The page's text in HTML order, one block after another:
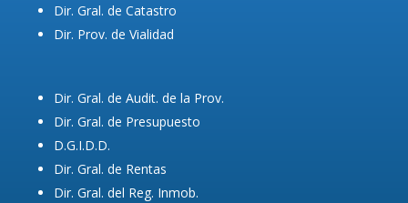
Dir. Gral. de Catastro
Dir. Prov. de Vialidad
Dir. Gral. de Audit. de la Prov.
Dir. Gral. de Presupuesto
D.G.I.D.D.
Dir. Gral. de Rentas
Dir. Gral. del Reg. Inmob.